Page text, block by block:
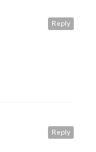
Reply
Reply